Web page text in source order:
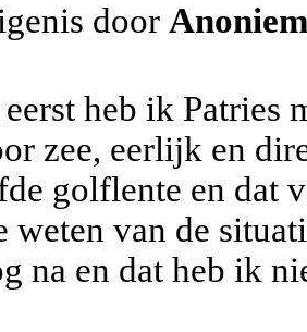
door
heb ik Patries
zee, eerlijk en
golflente en dat
weten van de
na en dat heb ik